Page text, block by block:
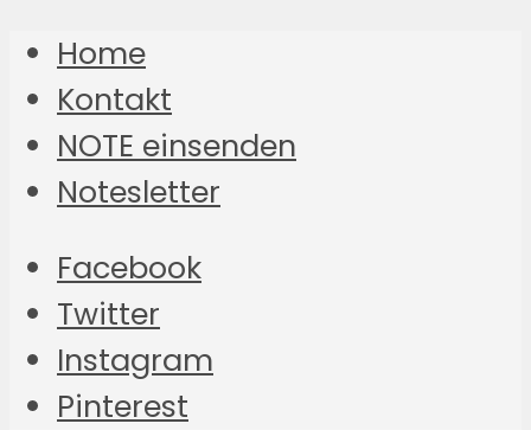
Home
Kontakt
NOTE einsenden
Notesletter
Facebook
Twitter
Instagram
Pinterest